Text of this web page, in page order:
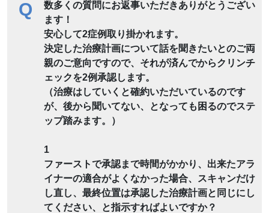
Q
数多くの質問にお返事いただきありがとうござい
ます！
安心して2症例取り掛かれます。
決定した治療計画について話を聞きたいとのご両
親のご意向ですので、それが済んでからクリンチ
ェックを2例承認します。
（治療はしていくと確約いただいているのです
が、後から聞いてない、となっても困るのでステ
ップ踏みます。）
1
ファーストで承認まで時間がかかり、出来たアラ
イナーの適合がよくなかった場合、スキャンだけ
し直し、最終位置は承認した治療計画と同じにし
てください、と指示すればよいですか？